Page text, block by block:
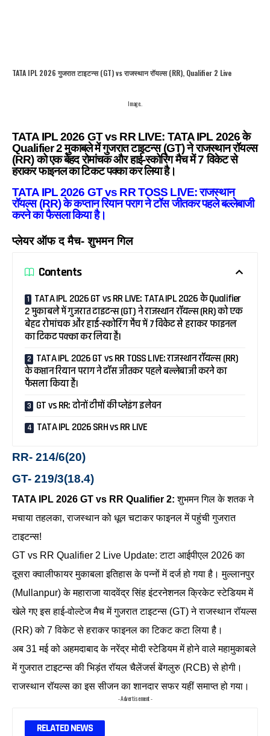
TATA IPL 2026 गुजरात टाइटन्स (GT) vs राजस्थान रॉयल्स (RR), Qualifier 2 Live
Image..
TATA IPL 2026 GT vs RR LIVE: TATA IPL 2026 के
Qualifier 2 मुकाबले में गुजरात टाइटन्स (GT) ने राजस्थान रॉयल्स
(RR) को एक बेहद रोमांचक और हाई-स्कोरिंग मैच में 7 विकेट से
हराकर फाइनल का टिकट पक्का कर लिया है।
TATA IPL 2026 GT vs RR TOSS LIVE: राजस्थान
रॉयल्स (RR) के कप्तान रियान पराग ने टॉस जीतकर पहले बल्लेबाजी
करने का फैसला किया है।
प्लेयर ऑफ द मैच- शुभमन गिल
Contents
TATA IPL 2026 GT vs RR LIVE: TATA IPL 2026 के Qualifier
2 मुकाबले में गुजरात टाइटन्स (GT) ने राजस्थान रॉयल्स (RR) को एक
बेहद रोमांचक और हाई-स्कोरिंग मैच में 7 विकेट से हराकर फाइनल
का टिकट पक्का कर लिया है।
TATA IPL 2026 GT vs RR TOSS LIVE: राजस्थान रॉयल्स (RR)
के कप्तान रियान पराग ने टॉस जीतकर पहले बल्लेबाजी करने का
फैसला किया है।
GT vs RR: दोनों टीमों की प्लेइंग इलेवन
TATA IPL 2026 SRH vs RR LIVE
RR- 214/6(20)
GT- 219/3(18.4)
TATA IPL 2026 GT vs RR Qualifier 2: शुभमन गिल के शतक ने
मचाया तहलका, राजस्थान को धूल चटाकर फाइनल में पहुंची गुजरात
टाइटन्स!
GT vs RR Qualifier 2 Live Update: टाटा आईपीएल 2026 का
दूसरा क्वालीफायर मुकाबला इतिहास के पन्नों में दर्ज हो गया है। मुल्लानपुर
(Mullanpur) के महाराजा यादवेंद्र सिंह इंटरनेशनल क्रिकेट स्टेडियम में
खेले गए इस हाई-वोल्टेज मैच में गुजरात टाइटन्स (GT) ने राजस्थान रॉयल्स
(RR) को 7 विकेट से हराकर फाइनल का टिकट कटा लिया है।
अब 31 मई को अहमदाबाद के नरेंद्र मोदी स्टेडियम में होने वाले महामुकाबले
में गुजरात टाइटन्स की भिड़ंत रॉयल चैलेंजर्स बेंगलुरु (RCB) से होगी।
राजस्थान रॉयल्स का इस सीजन का शानदार सफर यहीं समाप्त हो गया।
- Advertisement -
RELATED NEWS